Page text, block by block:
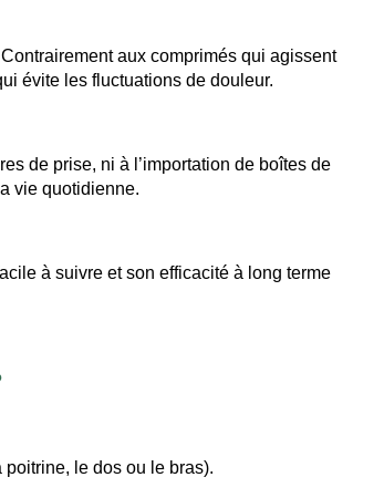
aux comprimés qui agissent
évite les fluctuations de douleur.
de prise, ni à l’importation de boîtes de
vie quotidienne.
à suivre et son efficacité à long terme
le dos ou le bras).